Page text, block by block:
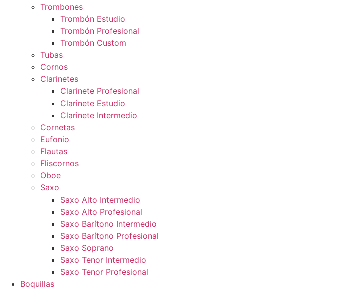
Trombones
Trombón Estudio
Trombón Profesional
Trombón Custom
Tubas
Cornos
Clarinetes
Clarinete Profesional
Clarinete Estudio
Clarinete Intermedio
Cornetas
Eufonio
Flautas
Fliscornos
Oboe
Saxo
Saxo Alto Intermedio
Saxo Alto Profesional
Saxo Barítono Intermedio
Saxo Barítono Profesional
Saxo Soprano
Saxo Tenor Intermedio
Saxo Tenor Profesional
Boquillas